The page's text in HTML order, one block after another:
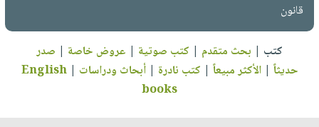
قانون
كتب | بحث متقدم | كتب صوتية | عروض خاصة | صدر
حديثاً |الأكثر مبيعاً | كتب نادرة |أبحاث ودراسات |
English
books